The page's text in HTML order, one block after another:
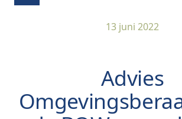
13 juni 2022
Advies